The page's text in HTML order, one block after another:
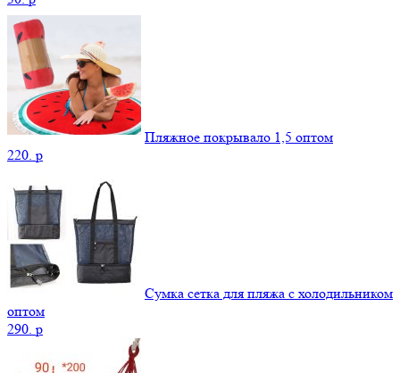
Пляжное покрывало 1,5 оптом
220. p
Сумка сетка для пляжа с холодильником
оптом
290. p